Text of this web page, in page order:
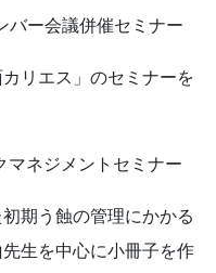
ー会議併催セミナー
リエス」のセミナーを
ネジメントセミナー
期う蝕の管理にかかる
生を中心に小冊子を作